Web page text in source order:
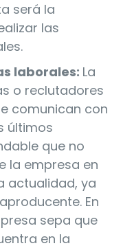
será la
las
laborales: La
o reclutadores
comunican con
últimos
que no
la empresa en
actualidad, ya
En
sepa que
en la